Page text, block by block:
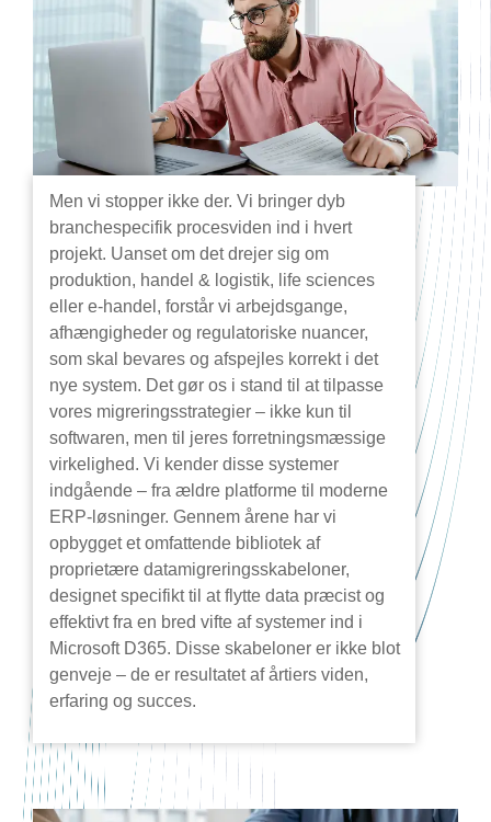
Men vi stopper ikke der. Vi bringer dyb
branchespecifik procesviden ind i hvert
projekt. Uanset om det drejer sig om
produktion, handel & logistik, life sciences
eller e-handel, forstår vi arbejdsgange,
afhængigheder og regulatoriske nuancer,
som skal bevares og afspejles korrekt i det
nye system. Det gør os i stand til at tilpasse
vores migreringsstrategier – ikke kun til
softwaren, men til jeres forretningsmæssige
virkelighed. Vi kender disse systemer
indgående – fra ældre platforme til moderne
ERP-løsninger. Gennem årene har vi
opbygget et omfattende bibliotek af
proprietære datamigreringsskabeloner,
designet specifikt til at flytte data præcist og
effektivt fra en bred vifte af systemer ind i
Microsoft D365. Disse skabeloner er ikke blot
genveje – de er resultatet af årtiers viden,
erfaring og succes.